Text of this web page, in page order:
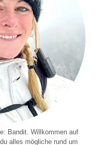
Bandit. Willkommen auf
alles mögliche rund um